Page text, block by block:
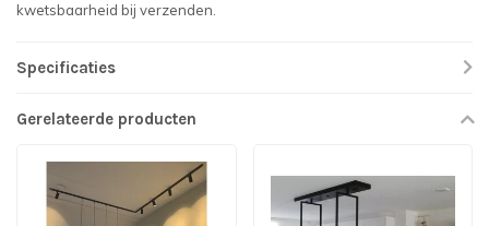
kwetsbaarheid bij verzenden.
Specificaties
Gerelateerde producten